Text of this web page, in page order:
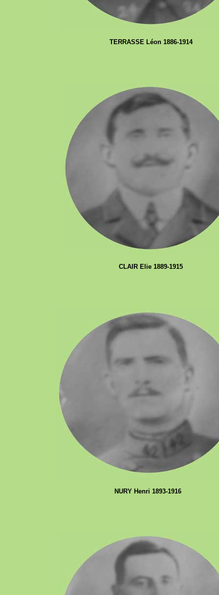
TERRASSE Léon 1886-1914
CLAIR Elie 1889-1915
NURY Henri 1893-1916